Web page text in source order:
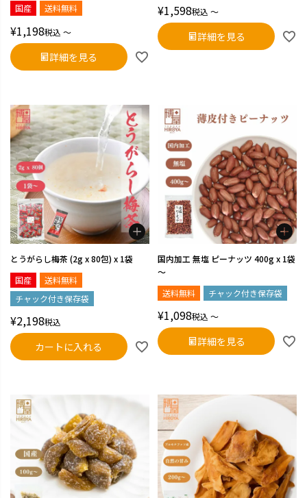
国産
送料無料
¥1,198税込 〜
詳細を見る
¥1,598税込 〜
詳細を見る
とうがらし梅茶 (2g x 80包) x 1袋
国産
送料無料
チャック付き保存袋
¥2,198税込
カートに入れる
国内加工 無塩 ピーナッツ 400g x 1袋
～
送料無料
チャック付き保存袋
¥1,098税込 〜
詳細を見る